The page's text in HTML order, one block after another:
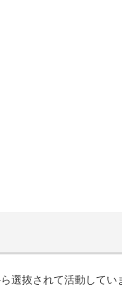
選抜されて活動してい